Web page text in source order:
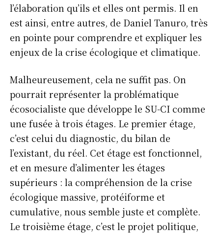
l’élaboration qu’ils et elles ont permis. Il en
est ainsi, entre autres, de Daniel Tanuro, très
en pointe pour comprendre et expliquer les
enjeux de la crise écologique et climatique.
Malheureusement, cela ne suffit pas. On
pourrait représenter la problématique
écosocialiste que développe le SU-CI comme
une fusée à trois étages. Le premier étage,
c’est celui du diagnostic, du bilan de
l’existant, du réel. Cet étage est fonctionnel,
et en mesure d’alimenter les étages
supérieurs : la compréhension de la crise
écologique massive, protéiforme et
cumulative, nous semble juste et complète.
Le troisième étage, c’est le projet politique,